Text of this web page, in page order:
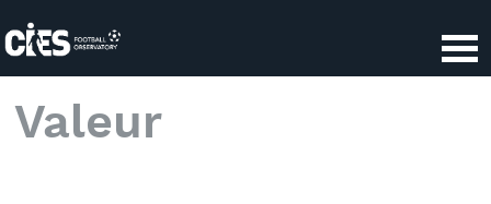
Valeur